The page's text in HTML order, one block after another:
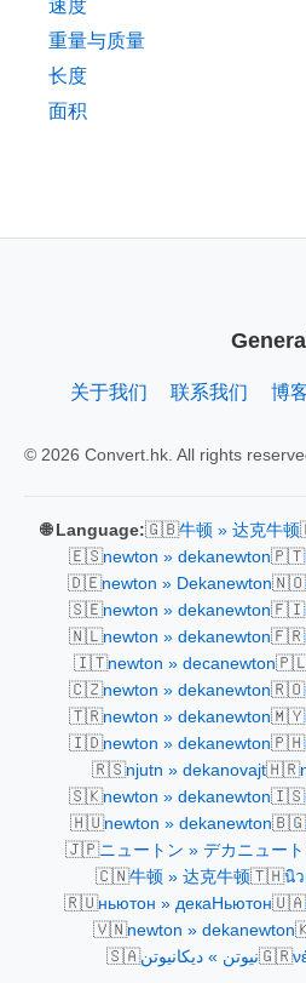
速度
重量与质量
长度
面积
关于我们 联系我们 博
© 2026 Convert.hk. All rights
🌐 Language:🇬🇧牛顿 » 达克牛顿
🇪🇸newton » dekanewton🇵🇹
🇩🇪newton » Dekanewton🇳🇴
🇸🇪newton » dekanewton🇫🇮
🇳🇱newton » dekanewton🇫🇷
🇮🇹newton » decanewton
🇨🇿newton » dekanewton🇷🇴
🇹🇷newton » dekanewton🇲🇾
🇮🇩newton » dekanewton🇵🇭
🇷🇸njutn » dekanovajt🇭🇷
🇸🇰newton » dekanewton🇮🇸
🇭🇺newton » dekanewton🇧🇬
🇯🇵ニュートン » デカニュー
🇨🇳牛顿 » 达克牛顿🇹🇭นิ
🇷🇺ньютон » декаНьютон🇺🇦
🇻🇳newton » dekanewton
🇸🇦نيوتن » ديكانيوتن🇬🇷